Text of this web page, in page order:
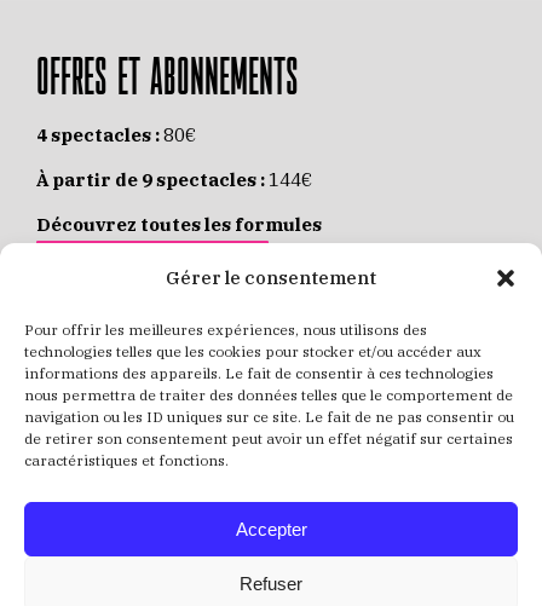
Gérer le consentement
Pour offrir les meilleures expériences, nous utilisons des
technologies telles que les cookies pour stocker et/ou accéder aux
informations des appareils. Le fait de consentir à ces technologies
nous permettra de traiter des données telles que le comportement de
navigation ou les ID uniques sur ce site. Le fait de ne pas consentir ou
de retirer son consentement peut avoir un effet négatif sur certaines
caractéristiques et fonctions.
Accepter
Refuser
OFFRES ET ABONNEMENTS
4 spectacles :80€
À partir de 9 spectacles : 144€
Découvrez toutes les formules
JE M’ABONNE EN LIGNE
Places individuelles :de 8 à 35€
Achetez vos places
JE RÉSERVE MES PLACES